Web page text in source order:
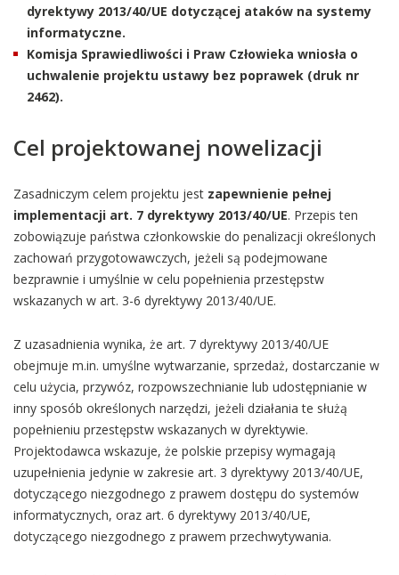
dyrektywy 2013/40/UE dotyczącej ataków na systemy
informatyczne.
Komisja Sprawiedliwości i Praw Człowieka wniosła o
uchwalenie projektu ustawy bez poprawek (druk nr
2462).
Cel projektowanej nowelizacji
Zasadniczym celem projektu jest zapewnienie pełnej
implementacji art. 7 dyrektywy 2013/40/UE. Przepis ten
zobowiązuje państwa członkowskie do penalizacji określonych
zachowań przygotowawczych, jeżeli są podejmowane
bezprawnie i umyślnie w celu popełnienia przestępstw
wskazanych w art. 3-6 dyrektywy 2013/40/UE.
Z uzasadnienia wynika, że art. 7 dyrektywy 2013/40/UE
obejmuje m.in. umyślne wytwarzanie, sprzedaż, dostarczanie w
celu użycia, przywóz, rozpowszechnianie lub udostępnianie w
inny sposób określonych narzędzi, jeżeli działania te służą
popełnieniu przestępstw wskazanych w dyrektywie.
Projektodawca wskazuje, że polskie przepisy wymagają
uzupełnienia jedynie w zakresie art. 3 dyrektywy 2013/40/UE,
dotyczącego niezgodnego z prawem dostępu do systemów
informatycznych, oraz art. 6 dyrektywy 2013/40/UE,
dotyczącego niezgodnego z prawem przechwytywania.